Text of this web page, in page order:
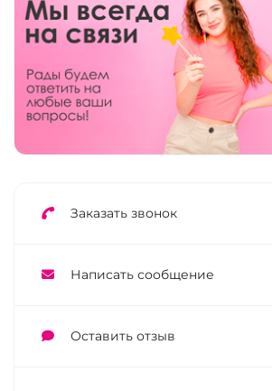
Заказать звонок
Написать сообщение
Оставить отзыв